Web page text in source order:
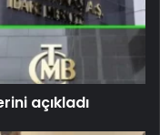
açıkladı